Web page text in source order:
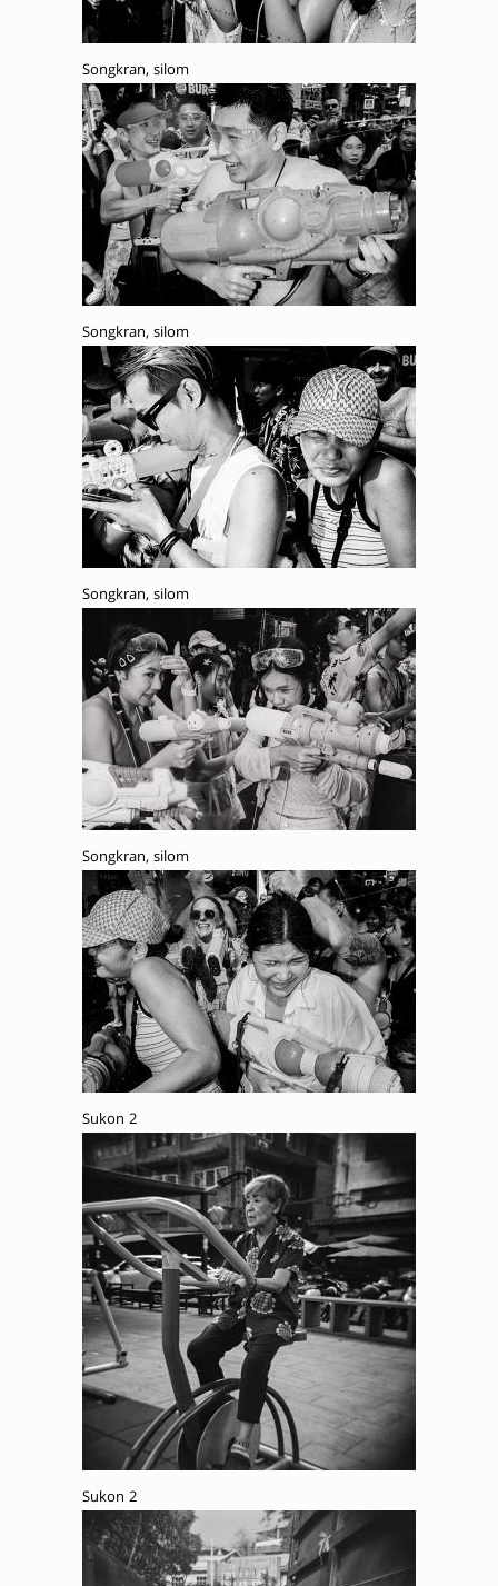
Songkran, silom
Songkran, silom
Songkran, silom
Songkran, silom
Sukon 2
Sukon 2